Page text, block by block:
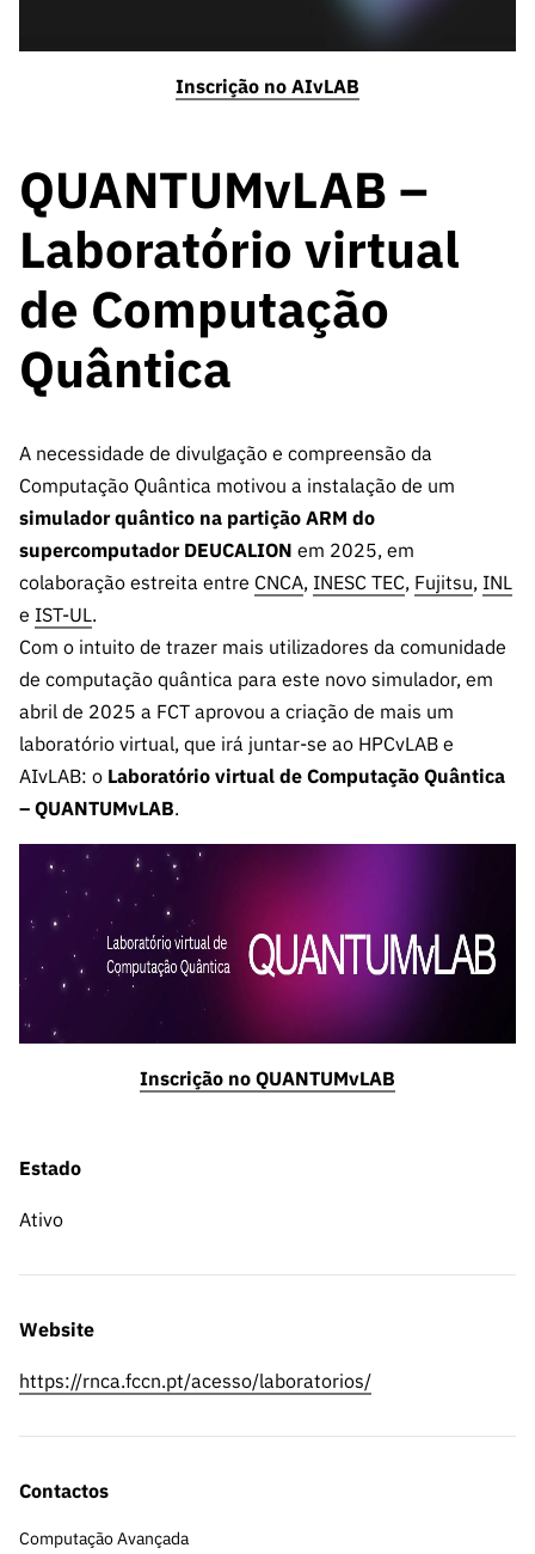
Inscrição no AIvLAB
QUANTUMvLAB –
Laboratório virtual
de Computação
Quântica
A necessidade de divulgação e compreensão da
Computação Quântica motivou a instalação de um
simulador quântico na partição ARM do
supercomputador DEUCALION em 2025, em
colaboração estreita entre CNCA, INESC TEC, Fujitsu, INL
e IST-UL.
Com o intuito de trazer mais utilizadores da comunidade
de computação quântica para este novo simulador, em
abril de 2025 a FCT aprovou a criação de mais um
laboratório virtual, que irá juntar-se ao HPCvLAB e
AIvLAB: o Laboratório virtual de Computação Quântica
– QUANTUMvLAB.
Inscrição no QUANTUMvLAB
Estado
Ativo
Website
https://rnca.fccn.pt/acesso/laboratorios/
Contactos
Computação Avançada